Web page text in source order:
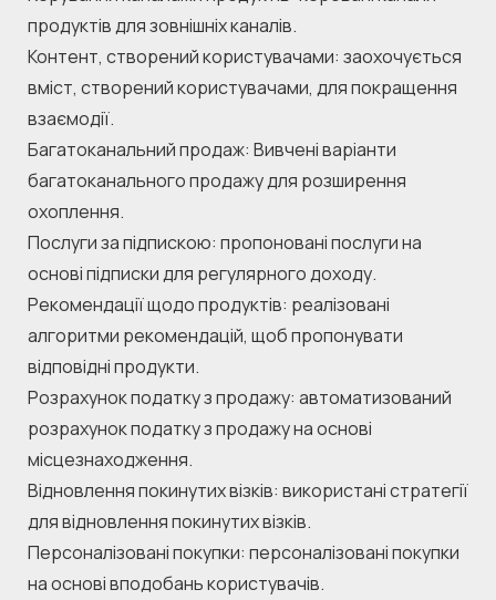
продуктів для зовнішніх каналів.
Контент, створений користувачами: заохочується
вміст, створений користувачами, для покращення
взаємодії.
Багатоканальний продаж: Вивчені варіанти
багатоканального продажу для розширення
охоплення.
Послуги за підпискою: пропоновані послуги на
основі підписки для регулярного доходу.
Рекомендації щодо продуктів: реалізовані
алгоритми рекомендацій, щоб пропонувати
відповідні продукти.
Розрахунок податку з продажу: автоматизований
розрахунок податку з продажу на основі
місцезнаходження.
Відновлення покинутих візків: використані стратегії
для відновлення покинутих візків.
Персоналізовані покупки: персоналізовані покупки
на основі вподобань користувачів.